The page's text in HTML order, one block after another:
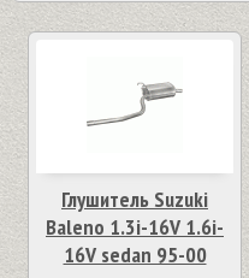
Глушитель Suzuki
Baleno 1.3i-16V 1.6i-
16V sedan 95-00